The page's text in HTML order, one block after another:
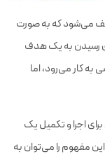
می‌شود که به صورت
رسیدن به یک هدف
به کار می‌رود، اما
اجرا و تکمیل یک
مفهوم را می‌توان به